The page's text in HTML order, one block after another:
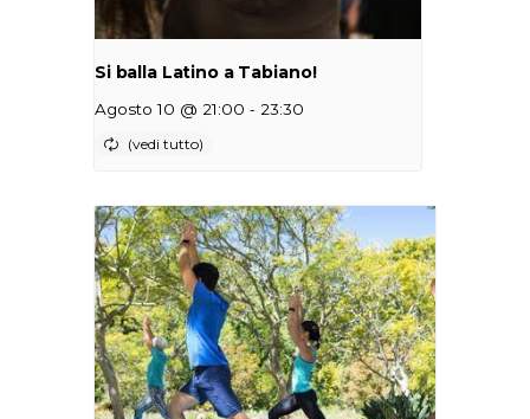
Si balla Latino a Tabiano!
Agosto 10 @ 21:00 - 23:30